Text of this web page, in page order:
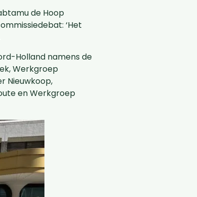
de Hoop
‘Het
Holland namens de
Werkgroep
Nieuwkoop,
en Werkgroep